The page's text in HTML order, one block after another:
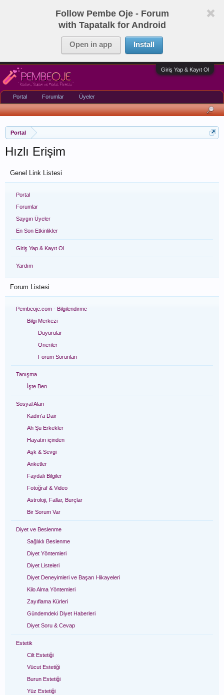
Follow Pembe Oje - Forum
with Tapatalk for Android
Open in app Install
Giriş Yap & Kayıt Ol
Portal
Hızlı Erişim
Genel Link Listesi
Portal
Forumlar
Saygın Üyeler
En Son Etkinlikler
Giriş Yap & Kayıt Ol
Yardım
Forum Listesi
Pembeoje.com - Bilgilendirme
Bilgi Merkezi
Duyurular
Öneriler
Forum Sorunları
Tanışma
İşte Ben
Sosyal Alan
Kadın'a Dair
Ah Şu Erkekler
Hayatın içinden
Aşk & Sevgi
Anketler
Faydalı Bilgiler
Fotoğraf & Video
Astroloji, Fallar, Burçlar
Bir Sorum Var
Diyet ve Beslenme
Sağlıklı Beslenme
Diyet Yöntemleri
Diyet Listeleri
Diyet Deneyimleri ve Başarı Hikayeleri
Kilo Alma Yöntemleri
Zayıflama Kürleri
Gündemdeki Diyet Haberleri
Diyet Soru & Cevap
Estetik
Cilt Estetiği
Vücut Estetiği
Burun Estetiği
Yüz Estetiği
Portal Forumlar Üyeler